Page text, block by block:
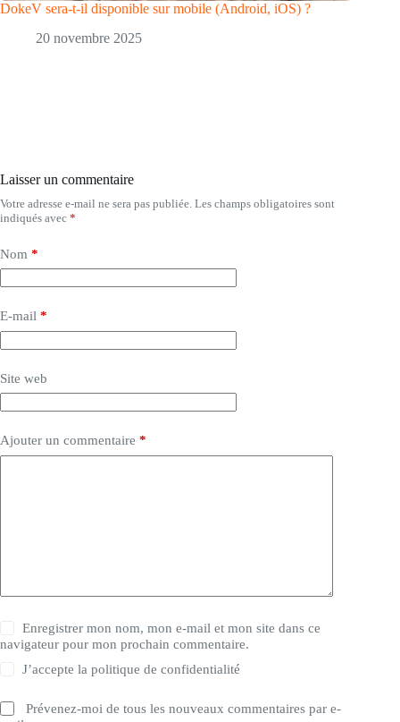
DokeV sera-t-il disponible sur mobile (Android, iOS) ?
20 novembre 2025
Laisser un commentaire
Votre adresse e-mail ne sera pas publiée. Les champs obligatoires sont
indiqués avec *
Nom *
E-mail *
Site web
Ajouter un commentaire *
Enregistrer mon nom, mon e-mail et mon site dans ce
navigateur pour mon prochain commentaire.
J’accepte lapolitique de confidentialité
Prévenez-moi de tous les nouveaux commentaires par e-